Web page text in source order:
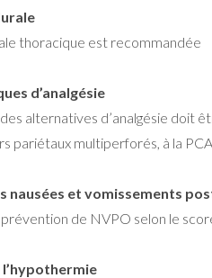
thoracique est recommandée
d’analgésie
alternatives d’analgésie doit
pariétaux multiperforés, à la
nausées et vomissements
de NVPO selon le